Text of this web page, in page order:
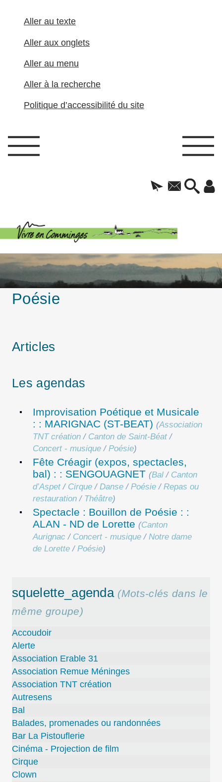
Aller au texte
Aller aux onglets
Aller au menu
Aller à la recherche
Politique d’accessibilité du site
Poésie
Articles
Les agendas
Improvisation Poétique et Musicale
: : MARIGNAC (ST-BEAT) (Association
TNT création / Canton de Saint-Béat/
Concert - musique / Poésie)
Fête Créagir (expos, spectacles,
bal) : : SENGOUAGNET (Bal / Canton
d’Aspet/ Cirque / Danse / Poésie / Repas ou
restauration / Théâtre)
Spectacle : Bouillon de Poésie : :
ALAN - ND de Lorette (Canton
Aurignac / Concert - musique / Notre dame
de Lorette / Poésie)
squelette_agenda (Mots-clés dans le
même groupe)
Accoudoir
Alerte
Association Erable 31
Association Remue Méninges
Association TNT création
Autresens
Bal
Balades, promenades ou randonnées
Bar La Pistouflerie
Cinéma - Projection de film
Cirque
Clown